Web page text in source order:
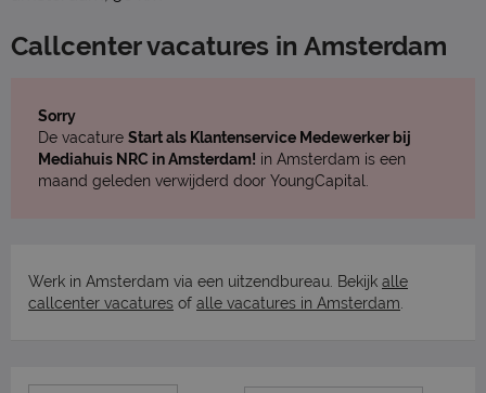
Callcenter vacatures in Amsterdam
Sorry
De vacature Start als Klantenservice Medewerker bij
Mediahuis NRC in Amsterdam! in Amsterdam is een
maand geleden verwijderd door YoungCapital.
Werk in Amsterdam via een uitzendbureau. Bekijk alle
callcenter vacatures of alle vacatures in Amsterdam